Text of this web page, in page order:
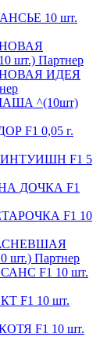
10 шт.
шт.) Партнер
ИДЕЯ
^(10шт)
F1 0,05 г.
F1 5
ДОЧКА F1
F1 10
шт.) Партнер
F1 10 шт.
F1 10 шт.
F1 10 шт.